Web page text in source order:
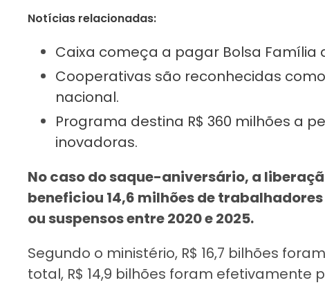
Notícias relacionadas:
Caixa começa a pagar Bolsa Família
Cooperativas são reconhecidas
nacional.
Programa destina R$ 360 milhões a
inovadoras.
No caso do saque-aniversário, a
beneficiou 14,6 milhões de
ou suspensos entre 2020 e 2025.
Segundo o ministério, R$ 16,7 bilhões
total, R$ 14,9 bilhões foram efetivamente